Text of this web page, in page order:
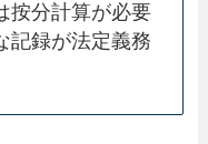
按分計算が必要
記録が法定義務